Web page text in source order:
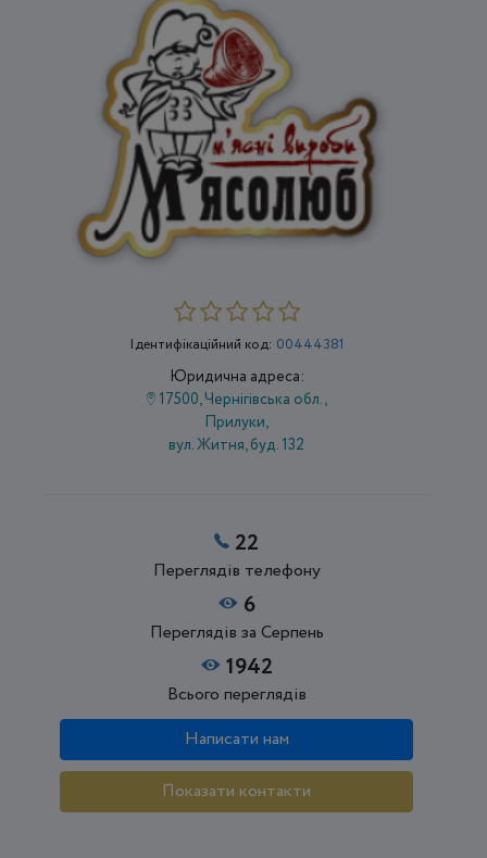
Ідентифікаційний код: 00444381
Юридична адреса:
17500, Чернігівська обл.,
Прилуки,
вул. Житня, буд. 132
22
Переглядів телефону
6
Переглядів за Серпень
1942
Всього переглядів
Написати нам
Показати контакти